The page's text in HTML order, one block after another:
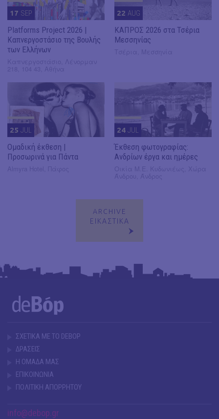
17 SEP
Platforms Project 2026 |
Καπνεργοστάσιο της Βουλής
των Ελλήνων
22 AUG
ΚΑΠΡΟΣ 2026 στα Τσέρια
Μεσσηνίας
25 JUL
Ομαδική έκθεση |
Προσωρινά για Πάντα
24 JUL
Έκθεση φωτογραφίας:
Ανδρίων έργα και ημέρες
ARCHIVE
ΕΙΚΑΣΤΙΚΑ
ΣΧΕΤΙΚΑ ΜΕ ΤΟ DEBOP
ΔΡΑΣΕΙΣ
Η ΟΜΑΔΑ ΜΑΣ
ΕΠΙΚΟΙΝΩΝΙΑ
ΠΟΛΙΤΙΚΗ ΑΠΟΡΡΗΤΟΥ
info@debop.gr